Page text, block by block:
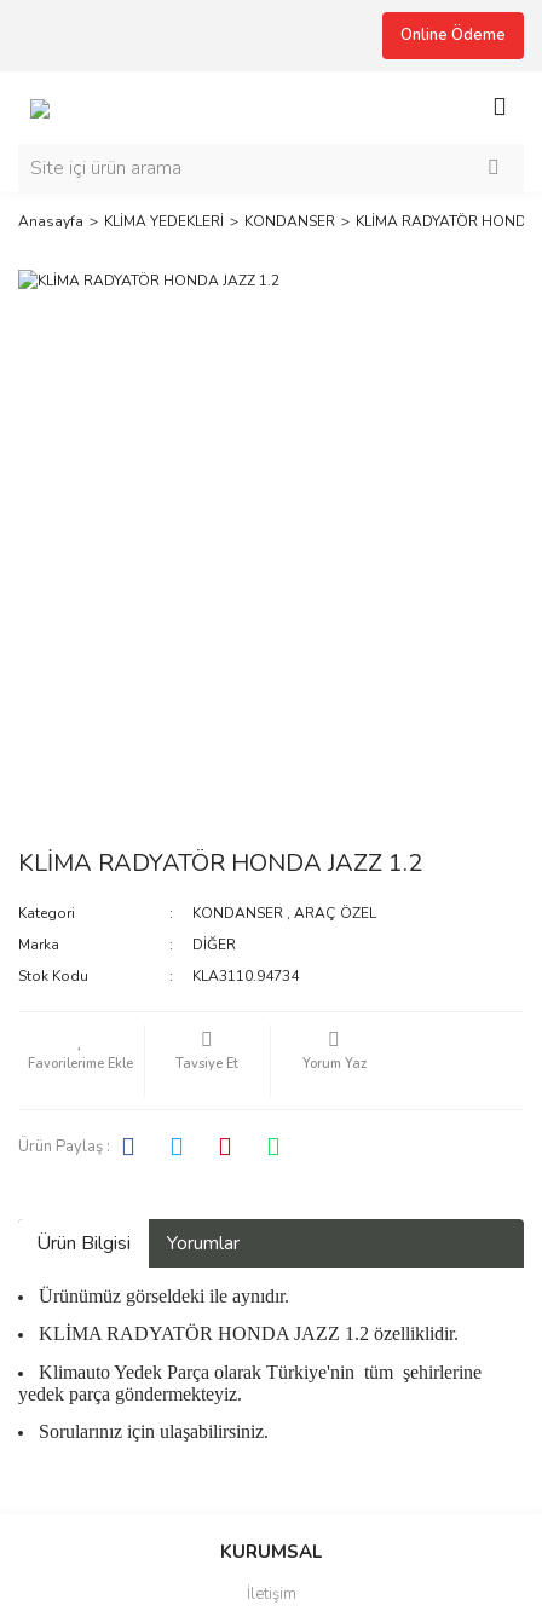
Online Ödeme
Anasayfa KLİMA YEDEKLERİ KONDANSER KLİMA RADYATÖR HONDA
KLİMA RADYATÖR HONDA JAZZ 1.2
Kategori KONDANSER ,ARAÇ ÖZEL
Marka
DİĞER
Stok Kodu
KLA3110.94734
Tavsiye Et Yorum Yaz
Ürün Paylaş :
Ürün Bilgisi Yorumlar
Ürünümüz görseldeki ile aynıdır.
KLİMA RADYATÖR HONDA JAZZ 1.2 özelliklidir.
Klimauto Yedek Parça olarak Türkiye'nin tüm şehirlerine
yedek parça göndermekteyiz.
Sorularınız için ulaşabilirsiniz.
Bu ürüne ilk yorumu siz yapın!
KURUMSAL
İletişim